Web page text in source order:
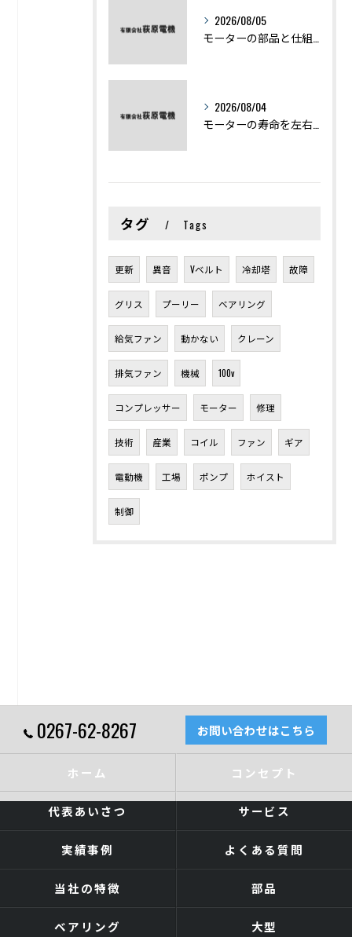
2026/08/05
2026/08/04
タグ Tags
更新 異音 Vベルト 冷却塔 故障
グリス プーリー ベアリング
給気ファン 動かない クレーン
排気ファン 機械 100v
コンプレッサー モーター 修理
技術 産業 コイル ファン ギア
電動機 工場 ポンプ ホイスト
制御
0267-62-8267 お問い合わせはこちら
ホーム コンセプト
代表あいさつ サービス
実績事例 よくある質問
当社の特徴 部品
ベアリング 大型